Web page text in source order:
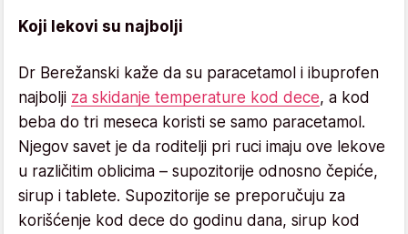
Koji lekovi su najbolji
Dr Berežanski kaže da su paracetamol i ibuprofen
najbolji za skidanje temperature kod dece, a kod
beba do tri meseca koristi se samo paracetamol.
Njegov savet je da roditelji pri ruci imaju ove lekove
u različitim oblicima – supozitorije odnosno čepiće,
sirup i tablete. Supozitorije se preporučuju za
korišćenje kod dece do godinu dana, sirup kod